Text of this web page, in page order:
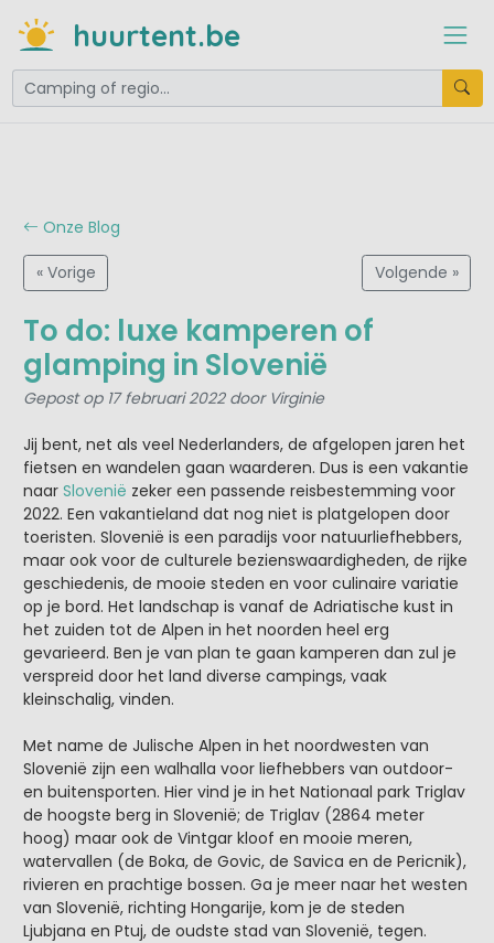
huurtent.be
Onze Blog
« Vorige Volgende »
To do: luxe kamperen of
glamping in Slovenië
Gepost op 17 februari 2022 door Virginie
Jij bent, net als veel Nederlanders, de afgelopen jaren het
fietsen en wandelen gaan waarderen. Dus is een vakantie
naar Slovenië zeker een passende reisbestemming voor
2022. Een vakantieland dat nog niet is platgelopen door
toeristen. Slovenië is een paradijs voor natuurliefhebbers,
maar ook voor de culturele bezienswaardigheden, de rijke
geschiedenis, de mooie steden en voor culinaire variatie
op je bord. Het landschap is vanaf de Adriatische kust in
het zuiden tot de Alpen in het noorden heel erg
gevarieerd. Ben je van plan te gaan kamperen dan zul je
verspreid door het land diverse campings, vaak
kleinschalig, vinden.
Met name de Julische Alpen in het noordwesten van
Slovenië zijn een walhalla voor liefhebbers van outdoor-
en buitensporten. Hier vind je in het Nationaal park Triglav
de hoogste berg in Slovenië; de Triglav (2864 meter
hoog) maar ook de Vintgar kloof en mooie meren,
watervallen (de Boka, de Govic, de Savica en de Pericnik),
rivieren en prachtige bossen. Ga je meer naar het westen
van Slovenië, richting Hongarije, kom je de steden
Ljubjana en Ptuj, de oudste stad van Slovenië, tegen.